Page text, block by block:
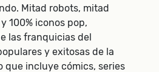
Mitad robots, mitad
100% iconos pop,
las franquicias del
y exitosas de la
que incluye cómics, series